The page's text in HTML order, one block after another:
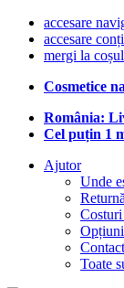
accesare
accesare
mergi la
Cosmetice
România:
Cel puțin 1
Ajutor
Unde
Contact
Toate